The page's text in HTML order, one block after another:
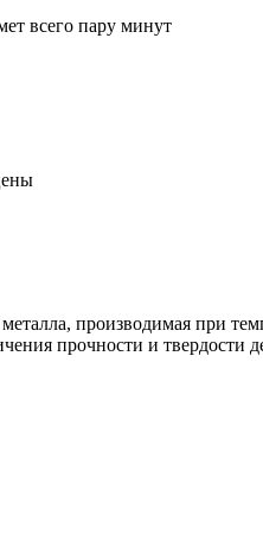
всего пару минут
производимая при
прочности и